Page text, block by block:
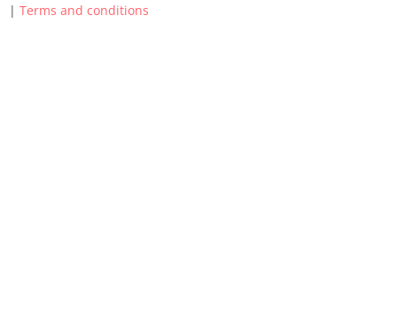
| Terms and conditions